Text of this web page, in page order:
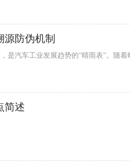
防伪机制
是汽车工业发展趋势的“晴雨表”。随
简述